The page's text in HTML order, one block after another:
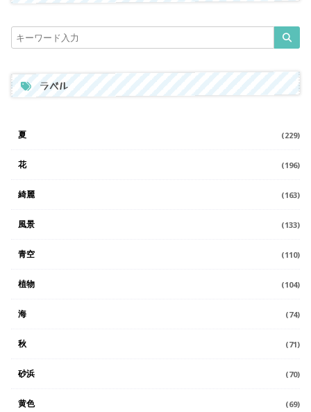
ラベル
夏 (229)
花 (196)
綺麗 (163)
風景 (133)
青空 (110)
植物 (104)
海 (74)
秋 (71)
砂浜 (70)
黄色 (69)